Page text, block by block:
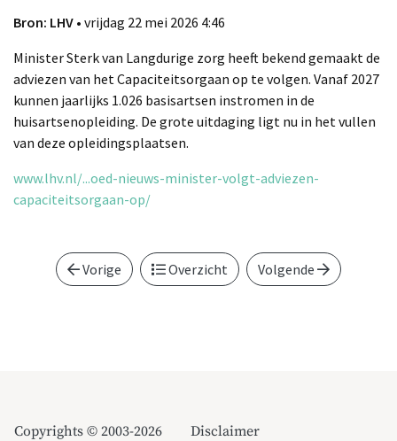
Bron: LHV • vrijdag 22 mei 2026 4:46
Minister Sterk van Langdurige zorg heeft bekend gemaakt de
adviezen van het Capaciteitsorgaan op te volgen. Vanaf 2027
kunnen jaarlijks 1.026 basisartsen instromen in de
huisartsenopleiding. De grote uitdaging ligt nu in het vullen
van deze opleidingsplaatsen.
www.lhv.nl/...oed-nieuws-minister-volgt-adviezen-
capaciteitsorgaan-op/
Vorige Overzicht Volgende
Copyrights © 2003-2026 Disclaimer